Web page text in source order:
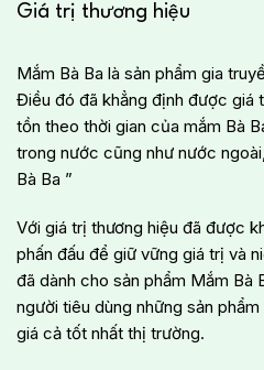
Giá trị thương hiệu
Mắm Bà Ba là sản phẩm gia
Điều đó đã khẳng định được giá
tồn theo thời gian của mắm Bà
trong nước cũng như nước
Bà Ba ”
Với giá trị thương hiệu đã được
phấn đấu để giữ vững giá trị và
đã dành cho sản phẩm Mắm Bà
người tiêu dùng những sản
giá cả tốt nhất thị trường.